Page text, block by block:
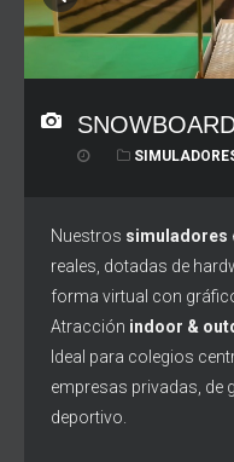
Nuestros simuladores
reales, dotadas de
forma virtual con
Atracción indoor &
Ideal para colegios
empresas privadas, de
deportivo.